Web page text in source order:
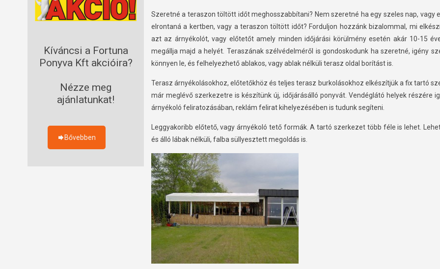
Kíváncsi a Fortuna
Ponyva Kft akcióira?
Nézze meg
ajánlatunkat!
Bővebben
Szeretné a teraszon töltött időt meghosszabbítani? Nem szeretné ha egy szeles nap, vagy
elrontaná a kertben, vagy a teraszon töltött időt? Forduljon hozzánk bizalommal, mi
azt az árnyékolót, vagy előtetőt amely minden időjárási körülmény esetén akár 10-15
megállja majd a helyét. Teraszának szélvédelméről is gondoskodunk ha szeretné, igény
könnyen le, és felhelyezhető ablakos, vagy ablak nélküli terasz oldal borítást is.
Terasz árnyékolásokhoz, előtetőkhöz és teljes terasz burkolásokhoz elkészítjük a fix tartó
már meglévő szerkezetre is készítünk új, időjárásálló ponyvát. Vendéglátó helyek részére
árnyékoló feliratozásában, reklám felirat kihelyezésében is tudunk segíteni.
Leggyakoribb előtető, vagy árnyékoló tető formák. A tartó szerkezet több féle is lehet.
és álló lábak nélküli, falba süllyesztett megoldás is.